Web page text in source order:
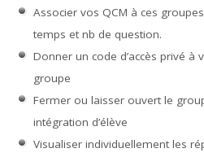
Associer vos QCM à ces
temps et nb de question.
Donner un code d’accès privé à
groupe
Fermer ou laisser ouvert le
intégration d’élève
Visualiser individuellement les